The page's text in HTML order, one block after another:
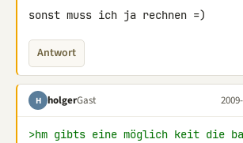
sonst muss ich ja rechnen =)
Antwort
H holgerGast
>hm gibts eine möglich keit die